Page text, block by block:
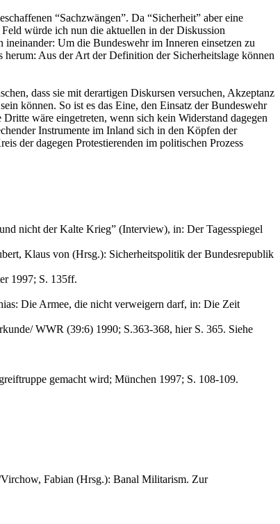
“Sachzwängen”. Da “Sicherheit” aber eine
würde ich nun die aktuellen in der Diskussion
Um die Bundeswehr im Inneren einsetzen zu
herum: Aus der Art der Definition der Sicherheitslage können
dass sie mit derartigen Diskursen versuchen, Akzeptanz
können. So ist es das Eine, den Einsatz der Bundeswehr
wäre eingetreten, wenn sich kein Widerstand dagegen
Instrumente im Inland sich in den Köpfen der
der dagegen Protestierenden im politischen Prozess
nicht der Kalte Krieg” (Interview), in: Der Tagesspiegel
Klaus von (Hrsg.): Sicherheitspolitik der Bundesrepublik
1997; S. 135ff.
Die Armee, die nicht verweigern darf, in: Die Zeit
WWR (39:6) 1990; S.363-368, hier S. 365. Siehe
gemacht wird; München 1997; S. 108-109.
Fabian (Hrsg.): Banal Militarism. Zur